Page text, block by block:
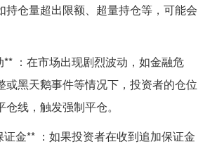
持仓量超出限额、超量持仓等，可能会
：在市场出现剧烈波动，如金融危
或黑天鹅事件等情况下，投资者的仓位
线，触发强制平仓。
金** ：如果投资者在收到追加保证金